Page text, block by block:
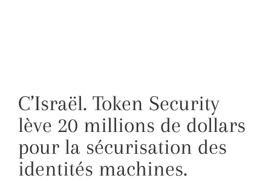
C’Israël. Token Security
lève 20 millions de dollars
pour la sécurisation des
identités machines.